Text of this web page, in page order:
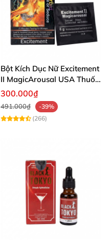
Bột Kích Dục Nữ Excitement
II MagicArousal USA Thuốc
Tăng Cường Ham Muốn
Dạng Bột Mịn
300.000₫
491.000₫
-39%
(266)